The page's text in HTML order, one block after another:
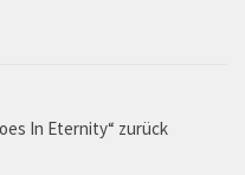
In Eternity“ zurück